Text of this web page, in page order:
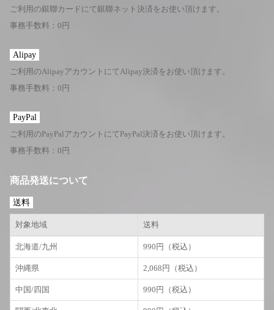
ご利用の銀聯カードにて銀聯ネット決済をお使い頂けます。
事務手数料：0円
Alipay
ご利用のAlipayアカウントにてAlipay決済をお使い頂けます。
事務手数料：0円
PayPal
ご利用のPayPalアカウントにてPayPal決済をお使い頂けます。
事務手数料：0円
商品発送について
送料
対象地域 送料
北海道/九州 990円（税込）
沖縄県 2,068円（税込）
中国/四国 990円（税込）